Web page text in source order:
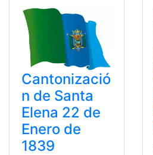
Cantonizació
n de Santa
Elena 22 de
Enero de
1839